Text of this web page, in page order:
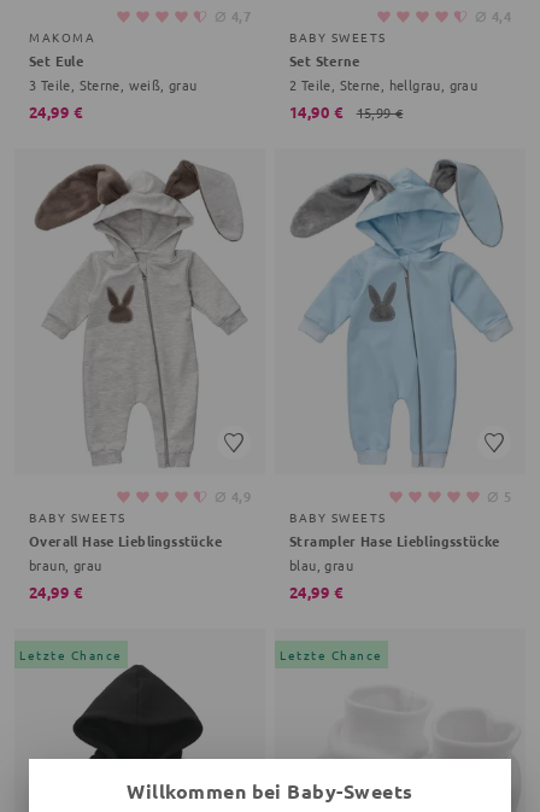
⌀ 4,7
MAKOMA
Set Eule
3 Teile, Sterne, weiß, grau
24,99 €
⌀ 4,4
BABY SWEETS
Set Sterne
2 Teile, Sterne, hellgrau, grau
14,90 € 15,99 €
⌀ 4,9
BABY SWEETS
Overall Hase Lieblingsstücke
braun, grau
24,99 €
⌀ 5
BABY SWEETS
Strampler Hase Lieblingsstücke
blau, grau
24,99 €
Letzte Chance Letzte Chance
Willkommen bei Baby-Sweets